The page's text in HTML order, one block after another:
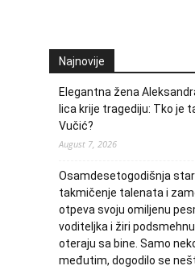
Najnovije
Elegantna žena
lica krije tragediju: Tko je
Vučić?
August 7, 2026
Osamdesetogodišnja
takmičenje talenata i
otpeva svoju omiljenu
voditeljka i žiri
oteraju sa bine. Samo
međutim, dogodilo se